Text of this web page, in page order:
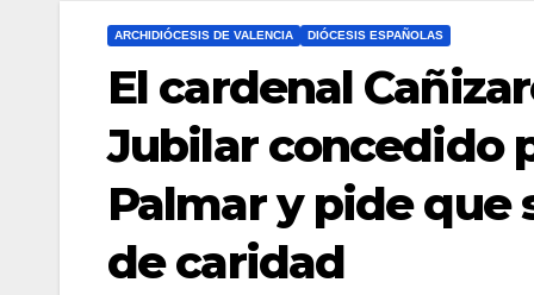
ARCHIDIÓCESIS DE VALENCIA DIÓCESIS ESPAÑOLAS
El cardenal
Jubilar concedido
Palmar y pide que
de caridad